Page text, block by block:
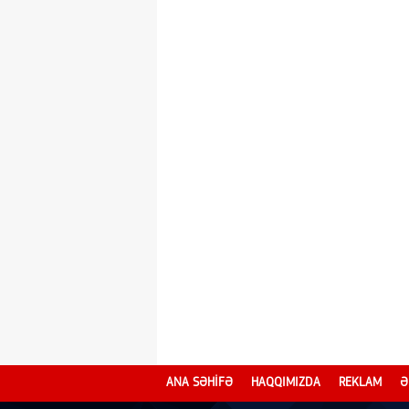
ANA SƏHİFƏ HAQQIMIZDA REKLAM